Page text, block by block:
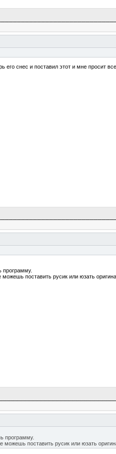
снес и поставил этот и мне просит
программу.
поставить русик или юзать
программу.
можешь поставить русик или юзать